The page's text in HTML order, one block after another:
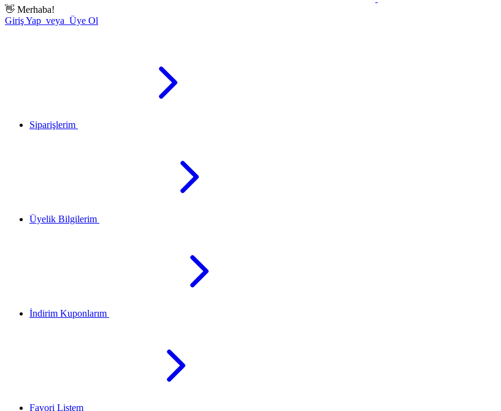
👋 Merhaba!
Giriş Yap veya Üye Ol
Siparişlerim
Üyelik Bilgilerim
İndirim Kuponlarım
Favori Listem